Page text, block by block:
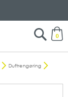
0
Search
Duftrengøring